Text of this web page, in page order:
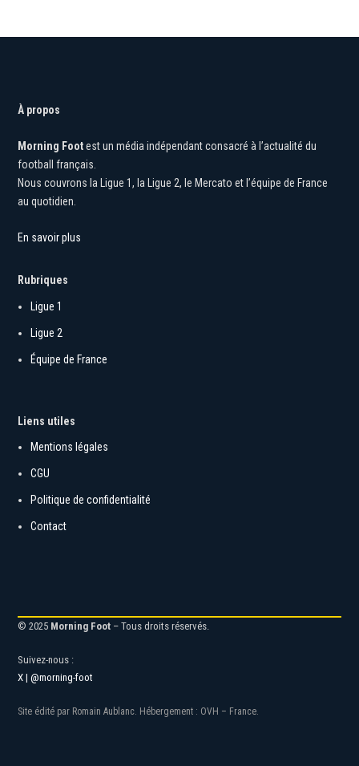
À propos
Morning Foot
est un média indépendant consacré à l’actualité du
football français.
Nous couvrons la Ligue 1, la Ligue 2, le Mercato et l’équipe de France
au quotidien.
En savoir plus
Rubriques
Ligue 1
Ligue 2
Équipe de France
Mentions légales
Politique de confidentialité
Morning Foot
X | @morning-foot